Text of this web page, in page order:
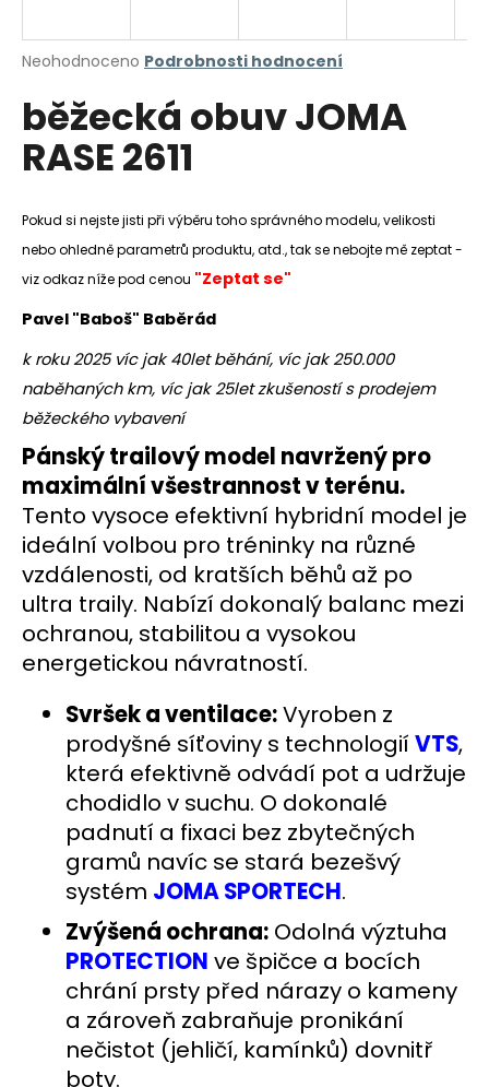
Průměrné
produktu
je
0,0
Neohodnoceno Podrobnosti hodnocení
běžecká obuv JOMA
RASE 2611
Pokud si nejste jisti při výběru toho správného modelu, velikosti
nebo ohledně parametrů produktu, atd., tak se nebojte mě zeptat -
viz odkaz níže pod cenou "Zeptat se"
Pavel "Baboš" Baběrád
k roku 2025 víc jak 40let běhání, víc jak 250.000
naběhaných km, víc jak 25let zkušeností s prodejem
běžeckého vybavení
Pánský trailový model navržený pro
maximální všestrannost v terénu.
Tento vysoce efektivní hybridní model je
ideální volbou pro tréninky na různé
vzdálenosti, od kratších běhů až po
ultra traily. Nabízí dokonalý balanc mezi
ochranou, stabilitou a vysokou
energetickou návratností.
Svršek a ventilace:Vyroben z
prodyšné síťoviny s technologií VTS,
která efektivně odvádí pot a udržuje
chodidlo v suchu. O dokonalé
padnutí a fixaci bez zbytečných
gramů navíc se stará bezešvý
systém JOMA SPORTECH.
Zvýšená ochrana: Odolná výztuha
PROTECTION ve špičce a bocích
chrání prsty před nárazy o kameny
a zároveň zabraňuje pronikání
nečistot (jehličí, kamínků) dovnitř
boty.
j
t
?
HLEDAT
D
o
p
o
r
u
č
u
j
e
m
e
BĚŽECKÁ
JOMA
Původně: